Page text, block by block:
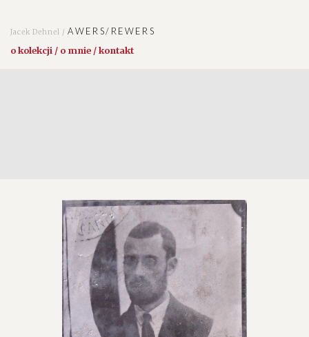
Jacek Dehnel /AWERS/REWERS
o kolekcji / o mnie / kontakt